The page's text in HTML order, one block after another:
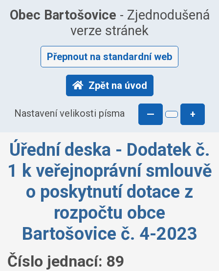
Obec Bartošovice - Zjednodušená
verze stránek
Přepnout na standardní web
Zpět na úvod
Nastavení velikosti písma — +
Úřední deska - Dodatek č.
1 k veřejnoprávní smlouvě
o poskytnutí dotace z
rozpočtu obce
Bartošovice č. 4-2023
Číslo jednací: 89